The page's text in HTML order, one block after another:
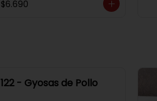
$6.690
122 - Gyosas de Pollo